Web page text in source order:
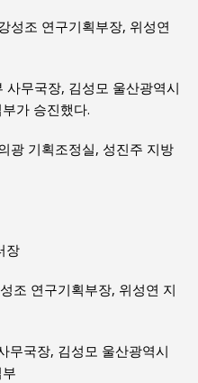
성조 연구기획부장, 위성연
무국장, 김성모 울산광역시
가 승진했다.
광 기획조정실, 성진주 지방
장
조 연구기획부장, 위성연 지
무국장, 김성모 울산광역시